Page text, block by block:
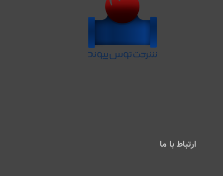
ارتباط با ما